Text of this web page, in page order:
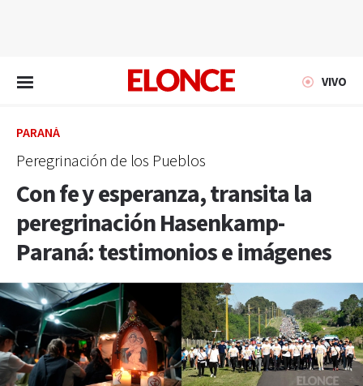
VIVO
PARANÁ
Peregrinación de los Pueblos
Con fe y esperanza, transita la
peregrinación Hasenkamp-
Paraná: testimonios e imágenes